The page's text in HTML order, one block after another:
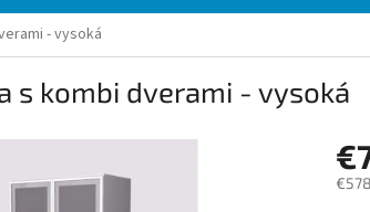
- vysoká
s kombi dverami - vysoká